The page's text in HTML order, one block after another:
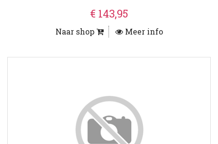
€ 143,95
Naar shop Meer info